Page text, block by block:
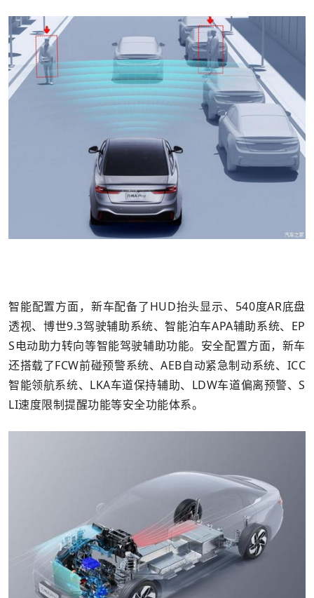
智能配置方面，新车配备了HUD抬头显示、540度AR底盘
透视、博世9.3驾驶辅助系统、智能泊车APA辅助系统、EP
S电动助力转向等智能驾驶辅助功能。安全配置方面，新车
还搭载了FCW前碰预警系统、AEB自动紧急制动系统、ICC
智能领航系统、LKA车道保持辅助、LDW车道偏离预警、S
LI速度限制提醒功能等安全功能体系。